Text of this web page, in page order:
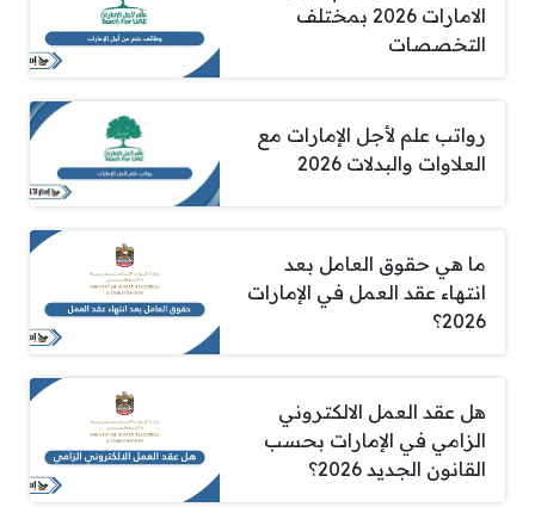
الامارات 2026 بمختلف
التخصصات
رواتب علم لأجل الإمارات مع
العلاوات والبدلات 2026
ما هي حقوق العامل بعد
انتهاء عقد العمل في الإمارات
2026؟
هل عقد العمل الالكتروني
الزامي في الإمارات بحسب
القانون الجديد 2026؟